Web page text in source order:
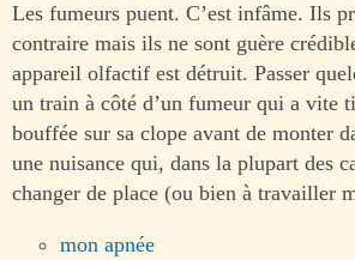
Les fumeurs puent. C’est infâme. Ils
contraire mais ils ne sont guère
appareil olfactif est détruit. Passer
un train à côté d’un fumeur qui a vite
bouffée sur sa clope avant de monter
une nuisance qui, dans la plupart des
changer de place (ou bien à travailler
mon apnée